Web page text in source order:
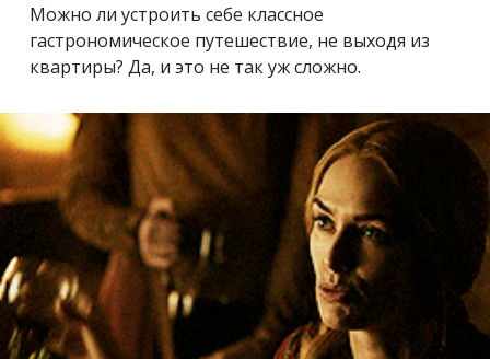
Можно ли устроить себе классное
гастрономическое путешествие, не выходя из
квартиры? Да, и это не так уж сложно.